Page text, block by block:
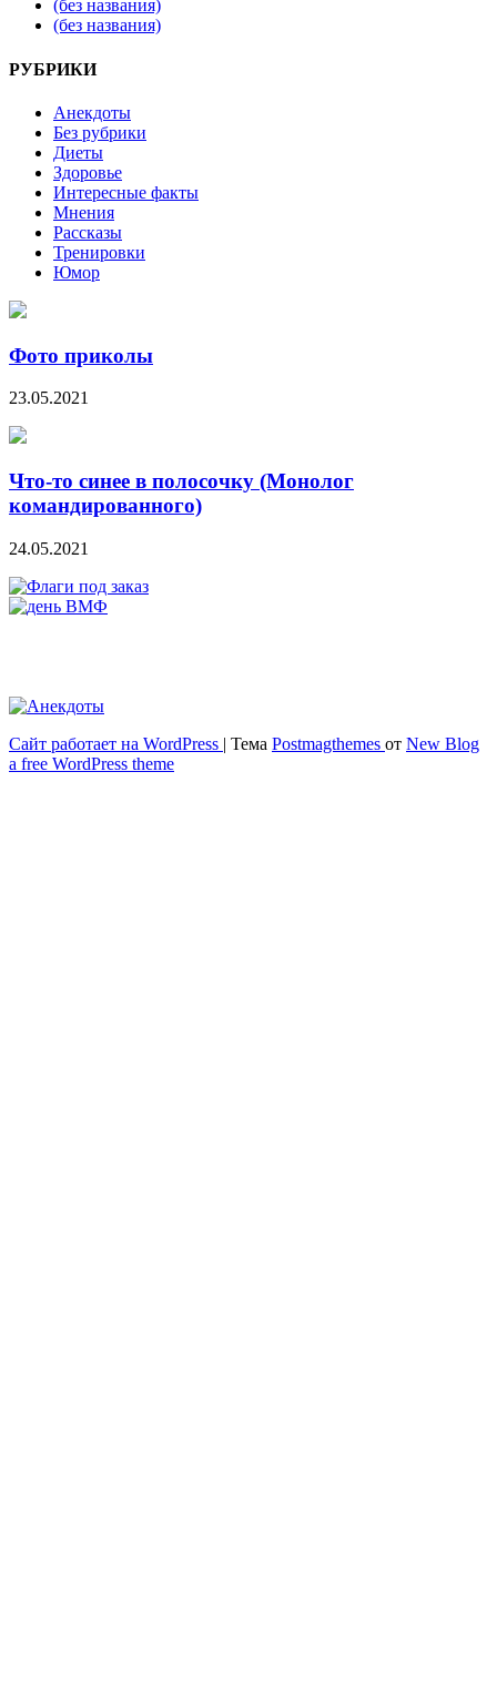
(без названия)
(без названия)
РУБРИКИ
Анекдоты
Без рубрики
Диеты
Здоровье
Интересные факты
Мнения
Рассказы
Тренировки
Юмор
Фото приколы
23.05.2021
Что-то синее в полосочку (Монолог
командированного)
24.05.2021
Весёлый и здоровый образ жизни
Сайт работает на WordPress | Тема Postmagthemes от New Blog
a free WordPress theme